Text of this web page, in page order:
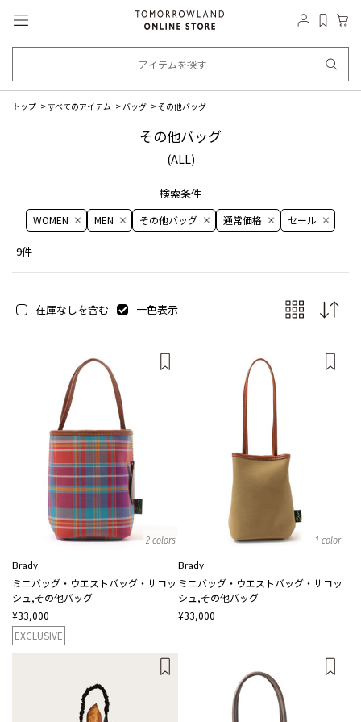
トップ すべてのアイテム バッグ その他バッグ
その他バッグ
(ALL)
検索条件
WOMEN MEN その他バッグ 通常価格 セール
9件
在庫なしを含む 一色表示
2 colors
Brady
ミニバッグ・ウエストバッグ・サコッ
シュ,その他バッグ
¥33,000
EXCLUSIVE
1 color
Brady
ミニバッグ・ウエストバッグ・サコッ
シュ,その他バッグ
¥33,000